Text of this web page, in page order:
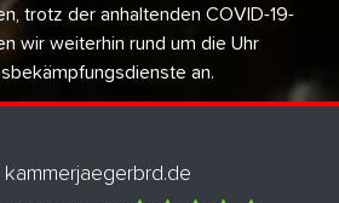
trotz der anhaltenden COVID-19-
wir weiterhin rund um die Uhr
an.
kammerjaegerbrd.de